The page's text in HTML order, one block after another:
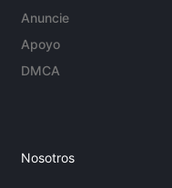
Anuncie
Apoyo
DMCA
Nosotros